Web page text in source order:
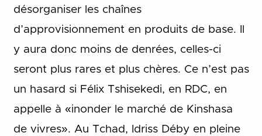
désorganiser les chaînes
d’approvisionnement en produits de base. Il
y aura donc moins de denrées, celles-ci
seront plus rares et plus chères. Ce n’est pas
un hasard si Félix Tshisekedi, en RDC, en
appelle à «inonder le marché de Kinshasa
de vivres». Au Tchad, Idriss Déby en pleine